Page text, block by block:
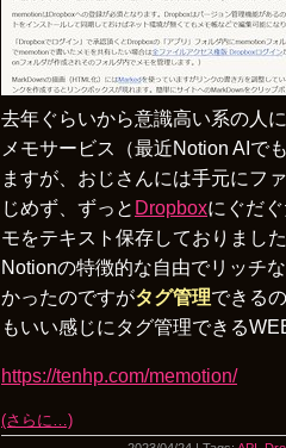
去年ぐらいから意識高い系の人
メモサービス（最近Notion AIで
ますが、おじさんには手元にフ
じめず、ずっと Dropboxにぐだ
モをテキスト保存しておりまし
Notionの特徴的な自由でリッチ
かったのですがタグ管理できる
もいい感じにタグ管理できる
https://tenhp.com/memotion/
(さらに…)